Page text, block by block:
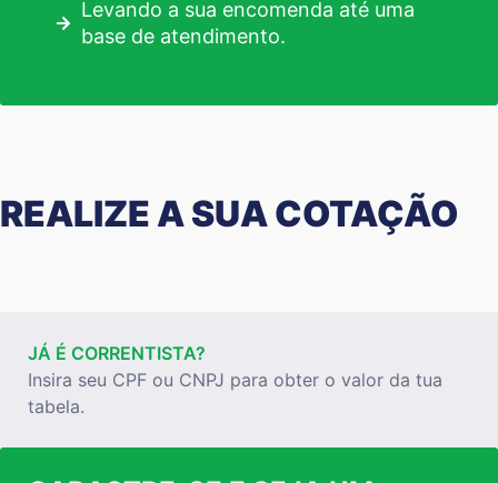
Levando a sua encomenda até uma
base de atendimento.
REALIZE A SUA COTAÇÃO
JÁ É CORRENTISTA?
Insira seu CPF ou CNPJ para obter o valor da tua
tabela.